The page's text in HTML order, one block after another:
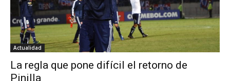
Actualidad
La regla que pone difícil el retorno de
Pinilla